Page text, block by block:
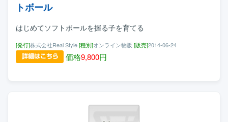
トボール
はじめてソフトボールを握る子を育てる
[発行]株式会社Real Style[種別]オンライン物販 [販売]2014-06-24
価格9,800円